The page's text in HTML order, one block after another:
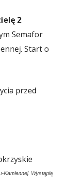
2
Semafor
Start o
przed
Kamiennej. Wystąpią